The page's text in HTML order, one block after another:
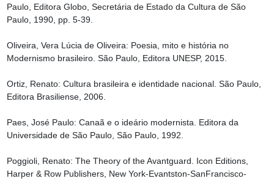
Paulo, Editora Globo, Secretária de Estado da Cultura de São
Paulo, 1990, pp. 5-39.
Oliveira, Vera Lúcia de Oliveira: Poesia, mito e história no
Modernismo brasileiro. São Paulo, Editora UNESP, 2015.
Ortiz, Renato: Cultura brasileira e identidade nacional. São Paulo,
Editora Brasiliense, 2006.
Paes, José Paulo: Canaã e o ideário modernista. Editora da
Universidade de São Paulo, São Paulo, 1992.
Poggioli, Renato: The Theory of the Avantguard. Icon Editions,
Harper & Row Publishers, New York-Evantston-SanFrancisco-